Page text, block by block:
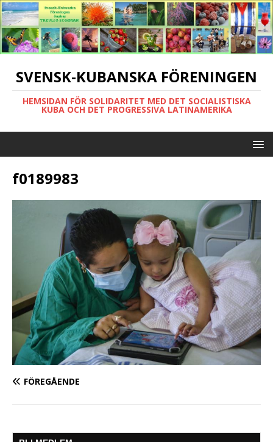
SVENSK-KUBANSKA FÖRENINGEN
HEMSIDAN FÖR SOLIDARITET MED DET SOCIALISTISKA
KUBA OCH DET PROGRESSIVA LATINAMERIKA
f0189983
FÖREGÅENDE